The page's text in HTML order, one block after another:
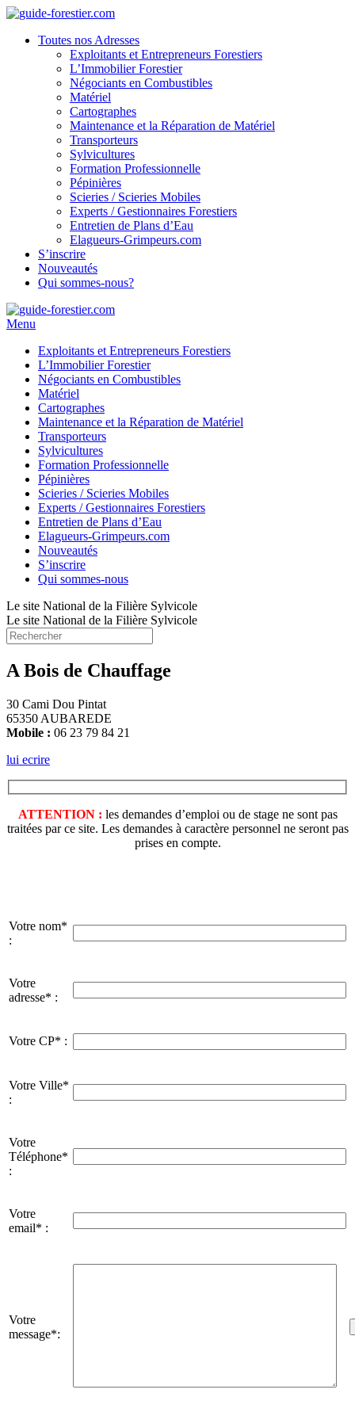
Toutes nos Adresses
Exploitants et Entrepreneurs Forestiers
L’Immobilier Forestier
Négociants en Combustibles
Matériel
Cartographes
Maintenance et la Réparation de Matériel
Transporteurs
Sylvicultures
Formation Professionnelle
Pépinières
Scieries / Scieries Mobiles
Experts / Gestionnaires Forestiers
Entretien de Plans d’Eau
Elagueurs-Grimpeurs.com
S’inscrire
Nouveautés
Qui sommes-nous?
Menu
Exploitants et Entrepreneurs Forestiers
L’Immobilier Forestier
Négociants en Combustibles
Matériel
Cartographes
Maintenance et la Réparation de Matériel
Transporteurs
Sylvicultures
Formation Professionnelle
Pépinières
Scieries / Scieries Mobiles
Experts / Gestionnaires Forestiers
Entretien de Plans d’Eau
Elagueurs-Grimpeurs.com
Nouveautés
S’inscrire
Qui sommes-nous
Le site National de la Filière Sylvicole
Le site National de la Filière Sylvicole
A Bois de Chauffage
30 Cami Dou Pintat
65350 AUBAREDE
Mobile : 06 23 79 84 21
lui ecrire
ATTENTION : les demandes d’emploi ou de stage ne sont pas
traitées par ce site. Les demandes à caractère personnel ne seront pas
prises en compte.
Votre nom*
:
Votre
adresse* :
Votre CP* :
Votre Ville*
:
Votre
Téléphone*
:
Votre
email* :
Votre
message*: